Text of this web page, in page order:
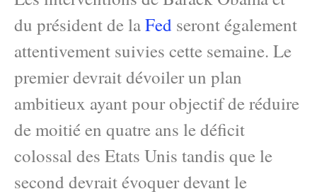
du président de laFed seront également
attentivement suivies cette semaine. Le
premier devrait dévoiler un plan
ambitieux ayant pour objectif de réduire
de moitié en quatre ans le déficit
colossal des Etats Unis tandis que le
second devrait évoquer devant le